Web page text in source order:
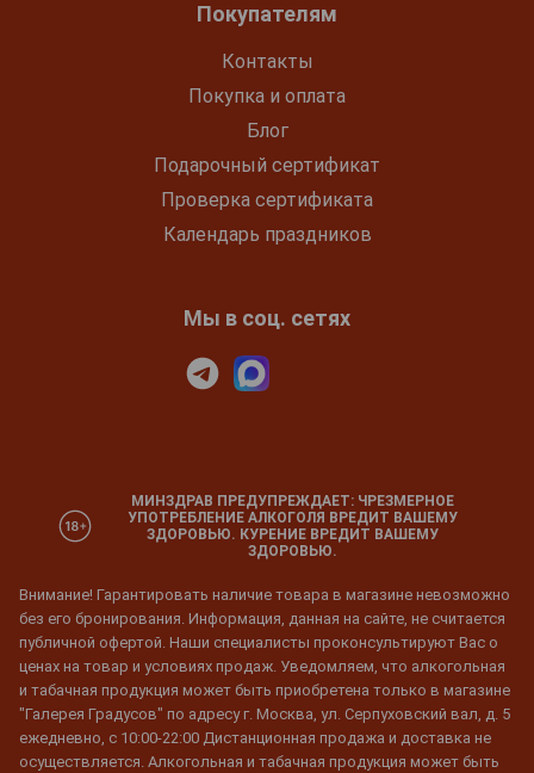
Покупателям
Контакты
Покупка и оплата
Блог
Подарочный сертификат
Проверка сертификата
Календарь праздников
Мы в соц. сетях
МИНЗДРАВ ПРЕДУПРЕЖДАЕТ: ЧРЕЗМЕРНОЕ
УПОТРЕБЛЕНИЕ АЛКОГОЛЯ ВРЕДИТ ВАШЕМУ
ЗДОРОВЬЮ. КУРЕНИЕ ВРЕДИТ ВАШЕМУ
ЗДОРОВЬЮ.
Внимание! Гарантировать наличие товара в магазине невозможно
без его бронирования. Информация, данная на сайте, не считается
публичной офертой. Наши специалисты проконсультируют Вас о
ценах на товар и условиях продаж. Уведомляем, что алкогольная
и табачная продукция может быть приобретена только в магазине
"Галерея Градусов" по адресу г. Москва, ул. Серпуховский вал, д. 5
ежедневно, с 10:00-22:00 Дистанционная продажа и доставка не
осуществляется. Алкогольная и табачная продукция может быть